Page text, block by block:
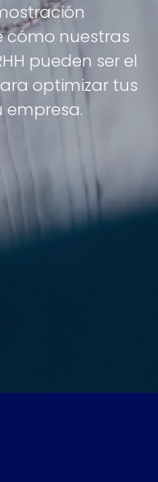
cómo nuestras
pueden ser el
optimizar tus
empresa.